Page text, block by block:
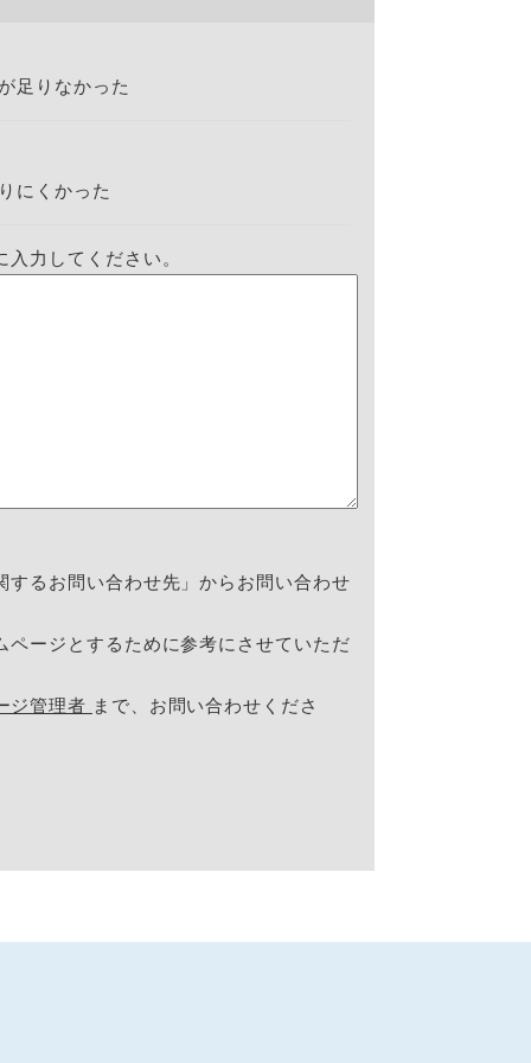
足りなかった
にくかった
力してください。
るお問い合わせ先」からお問い合わせ
ージとするために参考にさせていただ
ジ管理者 まで、お問い合わせくださ